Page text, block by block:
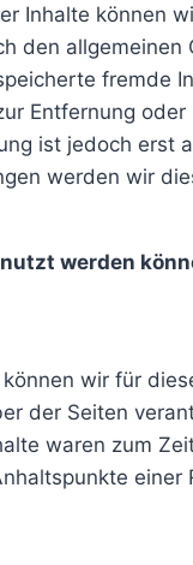
Inhalte können
den allgemeinen
fremde
Entfernung oder
ist jedoch erst
werden wir
werden
wir für
der Seiten
waren zum
einer